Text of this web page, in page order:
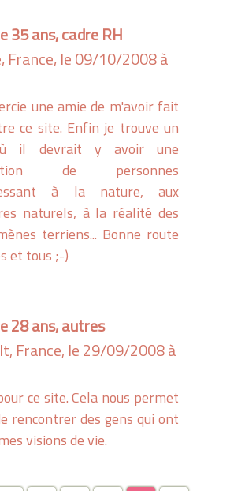
35 ans, cadre RH
France, le 09/10/2008 à
une amie de m'avoir fait
ce site. Enfin je trouve un
il devrait y avoir une
de personnes
à la nature, aux
naturels, à la réalité des
terriens... Bonne route
et tous ;-)
28 ans, autres
France, le 29/09/2008 à
ce site. Cela nous permet
rencontrer des gens qui ont
visions de vie.